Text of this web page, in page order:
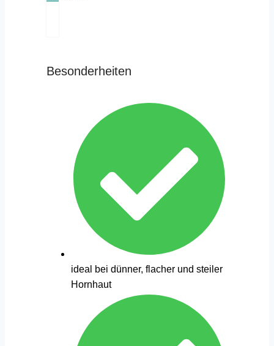
Besonderheiten
ideal bei dünner, flacher und steiler
Hornhaut